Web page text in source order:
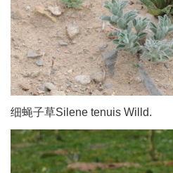
细蝇子草Silene tenuis Willd.